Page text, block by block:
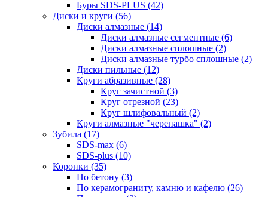
Буры SDS-PLUS (42)
Диски и круги (56)
Диски алмазные (14)
Диски алмазные сегментные (6)
Диски алмазные сплошные (2)
Диски алмазные турбо сплошные (2)
Диски пильные (12)
Круги абразивные (28)
Круг зачистной (3)
Круг отрезной (23)
Круг шлифовальный (2)
Круги алмазные "черепашка" (2)
Зубила (17)
SDS-max (6)
SDS-plus (10)
Коронки (35)
По бетону (3)
По керамограниту, камню и кафелю (26)